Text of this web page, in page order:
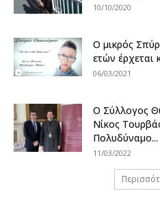
10/10/2020
Ο μικρός
ετών έρχεται
06/03/2021
Ο Σύλλογος
Νίκος
Πολυδύναμο...
11/03/2022